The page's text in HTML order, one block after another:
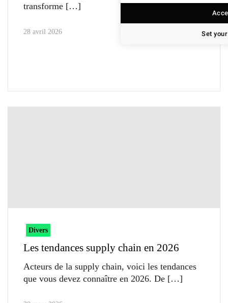
transforme
28 avril 2026
Divers
Les tendances supply chain en 2026
Acteurs de la supply chain, voici les tendances
que vous devez connaître en 2026. De
Set